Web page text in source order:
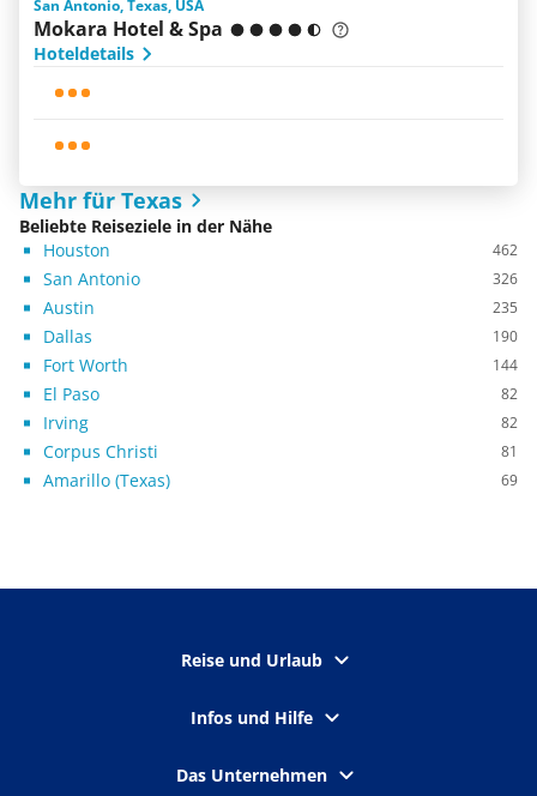
San Antonio, Texas, USA
Mokara Hotel & Spa
Hoteldetails
Mehr für Texas
Beliebte Reiseziele in der Nähe
Houston
462
San Antonio 326
Austin 235
Dallas 190
Fort Worth 144
El Paso 82
Irving 82
Corpus Christi 81
Amarillo (Texas) 69
Reise und Urlaub
Infos und Hilfe
Das Unternehmen